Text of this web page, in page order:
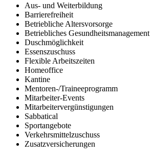
Aus- und Weiterbildung
Barrierefreiheit
Betriebliche Altersvorsorge
Betriebliches Gesundheitsmanagement
Duschmöglichkeit
Essenszuschuss
Flexible Arbeitszeiten
Homeoffice
Kantine
Mentoren-/Traineeprogramm
Mitarbeiter-Events
Mitarbeitervergünstigungen
Sabbatical
Sportangebote
Verkehrsmittelzuschuss
Zusatzversicherungen